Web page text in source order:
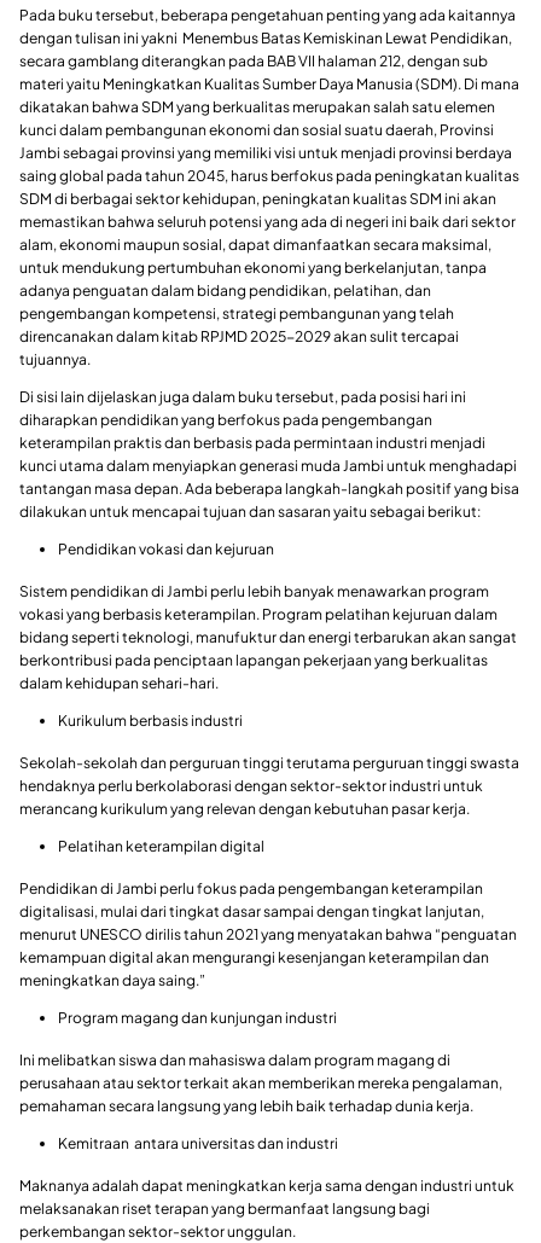
Pada buku tersebut, beberapa pengetahuan penting yang ada kaitannya
dengan tulisan ini yakni Menembus Batas Kemiskinan Lewat Pendidikan,
secara gamblang diterangkan pada BAB VII halaman 212, dengan sub
materi yaitu Meningkatkan Kualitas Sumber Daya Manusia (SDM). Di mana
dikatakan bahwa SDM yang berkualitas merupakan salah satu elemen
kunci dalam pembangunan ekonomi dan sosial suatu daerah, Provinsi
Jambi sebagai provinsi yang memiliki visi untuk menjadi provinsi berdaya
saing global pada tahun 2045, harus berfokus pada peningkatan kualitas
SDM di berbagai sektor kehidupan, peningkatan kualitas SDM ini akan
memastikan bahwa seluruh potensi yang ada di negeri ini baik dari sektor
alam, ekonomi maupun sosial, dapat dimanfaatkan secara maksimal,
untuk mendukung pertumbuhan ekonomi yang berkelanjutan, tanpa
adanya penguatan dalam bidang pendidikan, pelatihan, dan
pengembangan kompetensi, strategi pembangunan yang telah
direncanakan dalam kitab RPJMD 2025-2029 akan sulit tercapai
tujuannya.
Di sisi lain dijelaskan juga dalam buku tersebut, pada posisi hari ini
diharapkan pendidikan yang berfokus pada pengembangan
keterampilan praktis dan berbasis pada permintaan industri menjadi
kunci utama dalam menyiapkan generasi muda Jambi untuk menghadapi
tantangan masa depan. Ada beberapa langkah-langkah positif yang bisa
dilakukan untuk mencapai tujuan dan sasaran yaitu sebagai berikut:
Pendidikan vokasi dan kejuruan
Sistem pendidikan di Jambi perlu lebih banyak menawarkan program
vokasi yang berbasis keterampilan. Program pelatihan kejuruan dalam
bidang seperti teknologi, manufuktur dan energi terbarukan akan sangat
berkontribusi pada penciptaan lapangan pekerjaan yang berkualitas
dalam kehidupan sehari-hari.
Kurikulum berbasis industri
Sekolah-sekolah dan perguruan tinggi terutama perguruan tinggi swasta
hendaknya perlu berkolaborasi dengan sektor-sektor industri untuk
merancang kurikulum yang relevan dengan kebutuhan pasar kerja.
Pelatihan keterampilan digital
Pendidikan di Jambi perlu fokus pada pengembangan keterampilan
digitalisasi, mulai dari tingkat dasar sampai dengan tingkat lanjutan,
menurut UNESCO dirilis tahun 2021 yang menyatakan bahwa “penguatan
kemampuan digital akan mengurangi kesenjangan keterampilan dan
meningkatkan daya saing.”
Program magang dan kunjungan industri
Ini melibatkan siswa dan mahasiswa dalam program magang di
perusahaan atau sektor terkait akan memberikan mereka pengalaman,
pemahaman secara langsung yang lebih baik terhadap dunia kerja.
Kemitraan antara universitas dan industri
Maknanya adalah dapat meningkatkan kerja sama dengan industri untuk
melaksanakan riset terapan yang bermanfaat langsung bagi
perkembangan sektor-sektor unggulan.